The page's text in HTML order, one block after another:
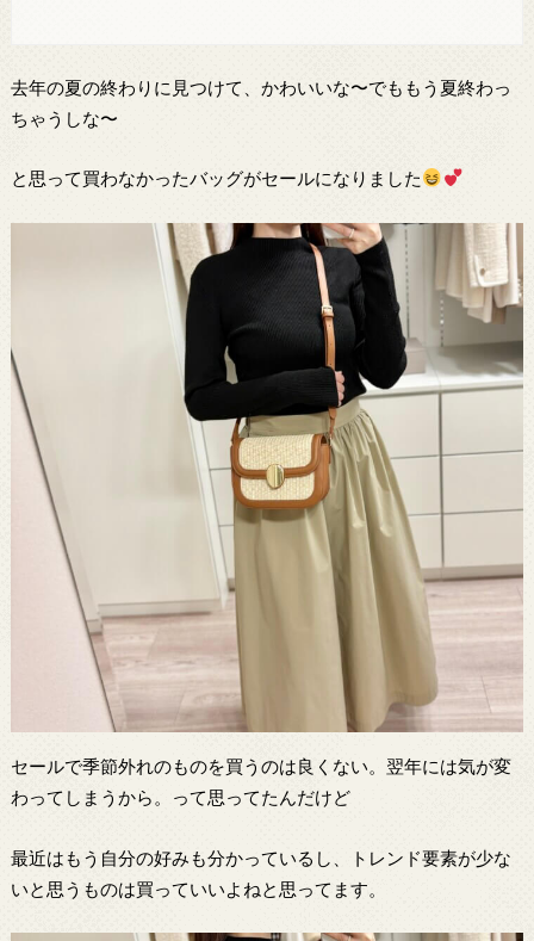
去年の夏の終わりに見つけて、かわいいな〜でももう夏終わっ
ちゃうしな〜
と思って買わなかったバッグがセールになりました
セールで季節外れのものを買うのは良くない。翌年には気が変
わってしまうから。って思ってたんだけど
最近はもう自分の好みも分かっているし、トレンド要素が少な
いと思うものは買っていいよねと思ってます。